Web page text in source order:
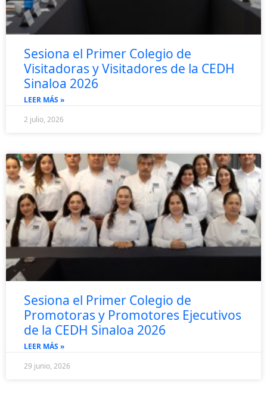
Sesiona el Primer Colegio de
Visitadoras y Visitadores de la CEDH
Sinaloa 2026
LEER MÁS »
2 julio, 2026
Sesiona el Primer Colegio de
Promotoras y Promotores Ejecutivos
de la CEDH Sinaloa 2026
LEER MÁS »
29 junio, 2026